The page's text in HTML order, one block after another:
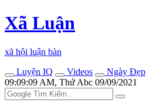
Xã Luận
xã hội luận bàn
Luyện IQ
Videos
Ngày Đẹp
09:09:09 AM, Thứ Abc 09/09/2021